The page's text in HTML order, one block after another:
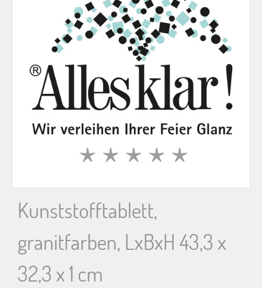
a
h
Kunststofftablett,
granitfarben, LxBxH 43,3 x
32,3 x 1 cm